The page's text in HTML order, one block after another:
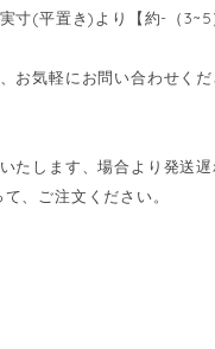
寸(平置き)より【約-（
お気軽にお問い合わせくだ
します、場合より発送
、ご注文ください。